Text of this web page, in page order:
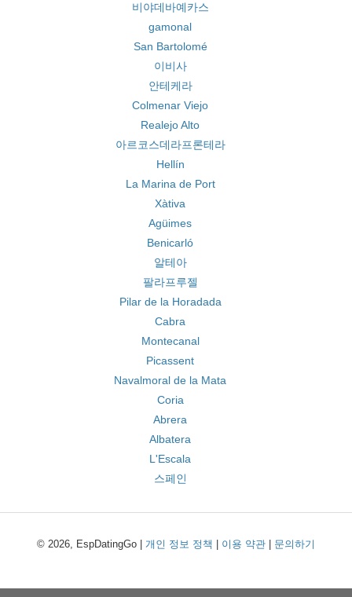
비야데바예카스
gamonal
San Bartolomé
이비사
안테케라
Colmenar Viejo
Realejo Alto
아르코스데라프론테라
Hellín
La Marina de Port
Xàtiva
Agüimes
Benicarló
알테아
팔라프루젤
Pilar de la Horadada
Cabra
Montecanal
Picassent
Navalmoral de la Mata
Coria
Abrera
Albatera
L'Escala
스페인
© 2026, EspDatingGo | 개인 정보 정책 이용 약관 문의하기